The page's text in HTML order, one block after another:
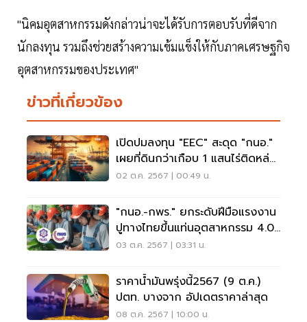
"นิคมอุตสาหกรรมดังกล่าวน่าจะได้รับการตอบรับที่ดีจาก
นักลงทุน รวมถึงช่วยสร้างความเข้มแข็งให้กับภาคเศรษฐกิจ
อุตสาหกรรมของประเทศ"
ข่าวที่เกี่ยวข้อง
เปิดปมลงทุน "EEC" สะดุด "กนอ."
เผยที่ดินกว่าเกือบ 1 แสนไร่ติดหล่ม
ผังเมือง
02 ต.ค. 2567 | 00:49 น.
"กนอ.-กพร." ยกระดับฝีมือแรงงาน
ปูทางไทยขึ้นแท่นอุตสาหกรรม 4.0
ในภูมิภาค
03 ต.ค. 2567 | 03:31 น.
ราคาน้ำมันพรุ่งนี้2567 (9 ต.ค.)
ปตท. บางจาก อัปเดตราคาล่าสุด
08 ต.ค. 2567 | 10:00 น.